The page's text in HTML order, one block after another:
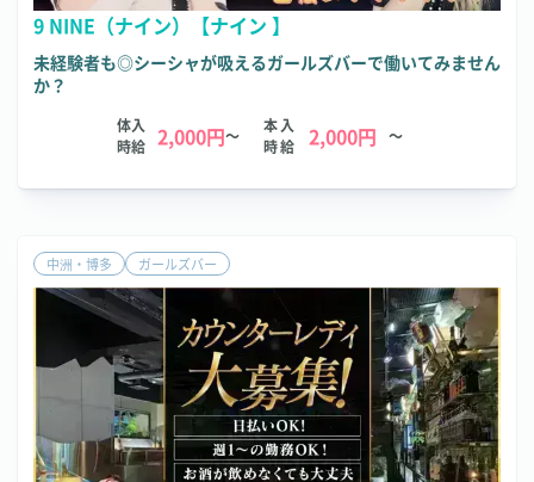
9 NINE（ナイン）【ナイン 】
未経験者も◎シーシャが吸えるガールズバーで働いてみません
か？
体入
時給 2,000円～
本入
時給
2,000円 ～
中洲・博多 ガールズバー